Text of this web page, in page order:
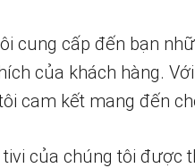
cung cấp đến bạn
của khách hàng.
cam kết mang đến
của chúng tôi được